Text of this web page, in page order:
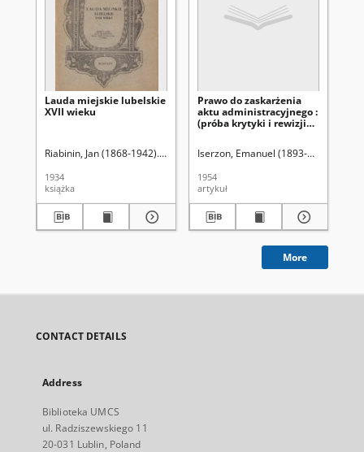
Lauda miejskie lubelskie
XVII wieku
Riabinin, Jan (1868-1942). Wyd.
1934
książka
Prawo do zaskarżenia
aktu administracyjnego :
(próba krytyki i rewizji
administracyjnego z
Iserzon, Emanuel (1893-1985).
1954
artykuł
More
CONTACT DETAILS
Address
Biblioteka UMCS
ul. Radziszewskiego 11
20-031 Lublin, Poland